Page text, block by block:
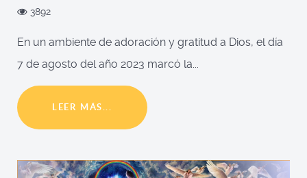
3892
En un ambiente de adoración y gratitud a Dios, el día
7 de agosto del año 2023 marcó la...
LEER MÁS...